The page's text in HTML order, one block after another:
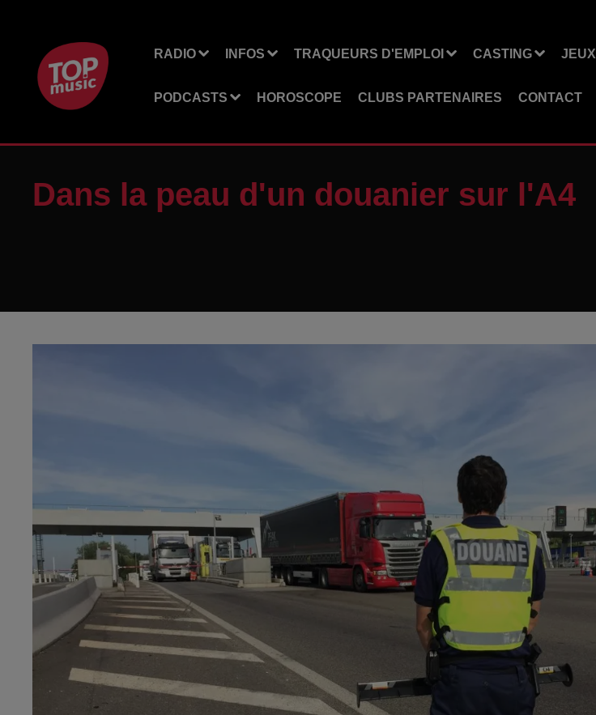
RADIO INFOS TRAQUEURS D'EMPLOI CASTING JEUX
PODCASTS HOROSCOPE CLUBS PARTENAIRES CONTACT
Dans la peau d'un douanier sur l'A4